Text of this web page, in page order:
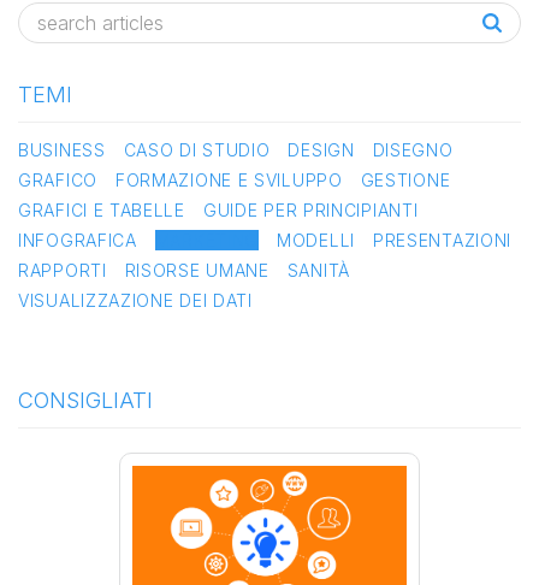
TEMI
BUSINESS CASO DI STUDIO DESIGN
DISEGNO
GRAFICO
FORMAZIONE E SVILUPPO
GESTIONE
GRAFICI E TABELLE
GUIDE PER PRINCIPIANTI
INFOGRAFICA
MODELLI
PRESENTAZIONI
RAPPORTI
RISORSE UMANE
SANITÀ
VISUALIZZAZIONE DEI DATI
CONSIGLIATI